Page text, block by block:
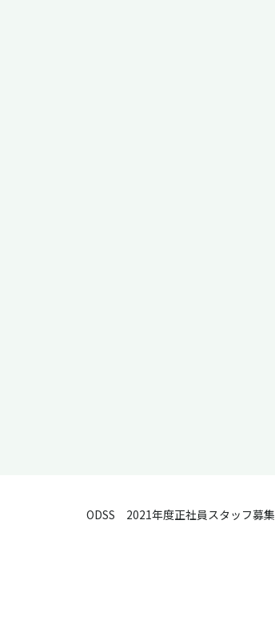
ODSS 2021年度正社員スタッフ募集